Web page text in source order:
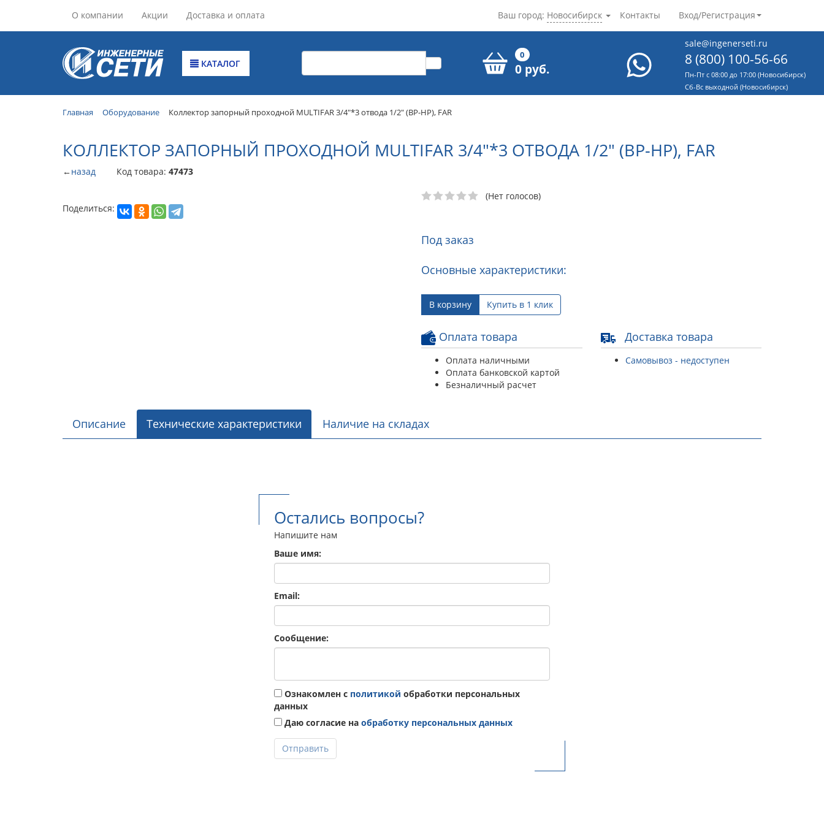
О компании Акции Доставка и оплата Контакты Вход/Регистрация
Ваш город: Новосибирск
КАТАЛОГ
0
0 руб.
sale@ingenerseti.ru
8 (800) 100-56-66
Пн-Пт с 08:00 до 17:00 (Новосибирск)
Cб-Вс выходной (Новосибирск)
Главная Оборудование Коллектор запорный проходной MULTIFAR 3/4"*3 отвода 1/2" (ВР-НР), FAR
КОЛЛЕКТОР ЗАПОРНЫЙ ПРОХОДНОЙ MULTIFAR 3/4"*3 ОТВОДА 1/2" (ВР-НР), FAR
←назад Код товара: 47473
Поделиться:
(Нет голосов)
Под заказ
Основные характеристики:
В корзину Купить в 1 клик
Оплата товара
Оплата наличными
Оплата банковской картой
Безналичный расчет
Доставка товара
Самовывоз - недоступен
Описание Технические характеристики Наличие на складах
Остались вопросы?
Напишите нам
Ваше имя:
Email:
Сообщение:
Ознакомлен с политикой обработки персональных
данных
Даю согласие на обработку персональных данных
Отправить